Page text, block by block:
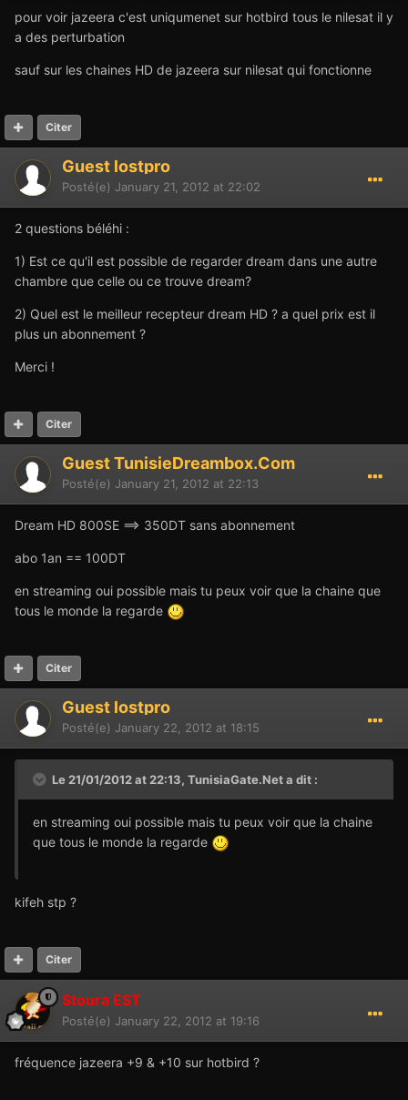
pour voir jazeera c'est uniqumenet sur hotbird tous le nilesat il y
a des perturbation
sauf sur les chaines HD de jazeera sur nilesat qui fonctionne
Citer
Guest lostpro
Posté(e) January 21, 2012 at 22:02
2 questions béléhi :
1) Est ce qu'il est possible de regarder dream dans une autre
chambre que celle ou ce trouve dream?
2) Quel est le meilleur recepteur dream HD ? a quel prix est il
plus un abonnement ?
Merci !
Citer
Guest TunisieDreambox.Com
Posté(e) January 21, 2012 at 22:13
Dream HD 800SE ==> 350DT sans abonnement
abo 1an == 100DT
en streaming oui possible mais tu peux voir que la chaine que
tous le monde la regarde
Citer
Guest lostpro
Posté(e) January 22, 2012 at 18:15
Le 21/01/2012 at 22:13, TunisiaGate.Net a dit :
en streaming oui possible mais tu peux voir que la chaine
que tous le monde la regarde
kifeh stp ?
Citer
Stoura EST
Posté(e) January 22, 2012 at 19:16
fréquence jazeera +9 & +10 sur hotbird ?